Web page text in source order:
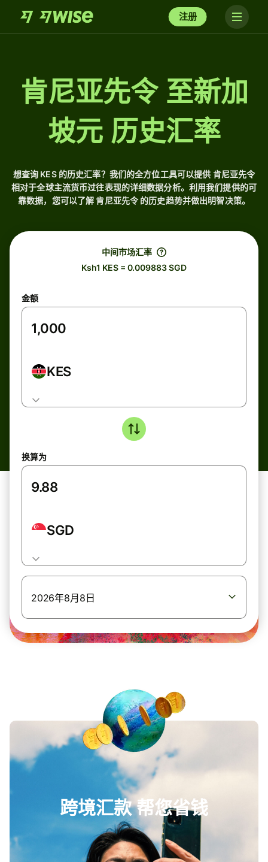
注册
肯尼亚先令 至新加
坡元 历史汇率
想查询 KES 的历史汇率？我们的全方位工具可以提供 肯尼亚先令
相对于全球主流货币过往表现的详细数据分析。利用我们提供的可
靠数据，您可以了解 肯尼亚先令 的历史趋势并做出明智决策。
中间市场汇率
Ksh1 KES = 0.009883 SGD
金额
KES
换算为
SGD
2026年8月8日
跨境汇款 帮您省钱